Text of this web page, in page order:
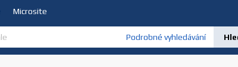
Microsite
Podrobné vyhledávání